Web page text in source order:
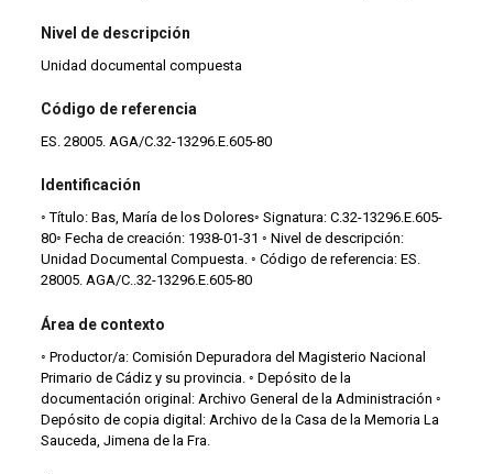
Nivel de descripción
Unidad documental compuesta
Código de referencia
ES. 28005. AGA/C.32-13296.E.605-80
Identificación
◦ Título: Bas, María de los Dolores◦ Signatura: C.32-13296.E.605-
80◦ Fecha de creación: 1938-01-31 ◦ Nivel de descripción:
Unidad Documental Compuesta. ◦ Código de referencia: ES.
28005. AGA/C..32-13296.E.605-80
Área de contexto
◦ Productor/a: Comisión Depuradora del Magisterio Nacional
Primario de Cádiz y su provincia. ◦ Depósito de la
documentación original: Archivo General de la Administración ◦
Depósito de copia digital: Archivo de la Casa de la Memoria La
Sauceda, Jimena de la Fra.